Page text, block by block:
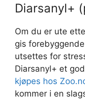
Diarsanyl+
Om du er ute
gis
utsettes for
Diarsanyl+ et
kjøpes hos
kommer i en